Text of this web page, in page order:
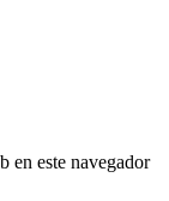
en este navegador